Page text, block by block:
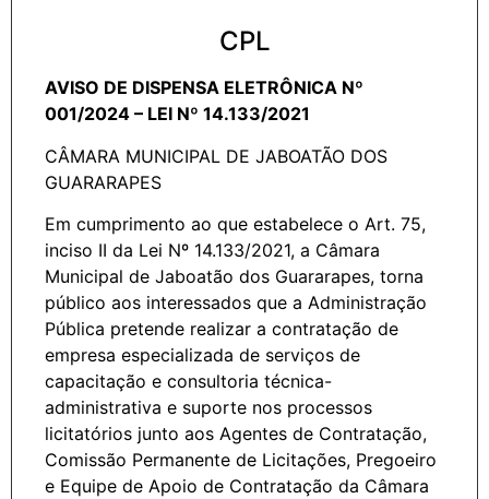
CPL
AVISO DE DISPENSA ELETRÔNICA Nº
001/2024 – LEI Nº 14.133/2021
CÂMARA MUNICIPAL DE JABOATÃO DOS
GUARARAPES
Em cumprimento ao que estabelece o Art. 75,
inciso II da Lei Nº 14.133/2021, a Câmara
Municipal de Jaboatão dos Guararapes, torna
público aos interessados que a Administração
Pública pretende realizar a contratação de
empresa especializada de serviços de
capacitação e consultoria técnica-
administrativa e suporte nos processos
licitatórios junto aos Agentes de Contratação,
Comissão Permanente de Licitações, Pregoeiro
e Equipe de Apoio de Contratação da Câmara